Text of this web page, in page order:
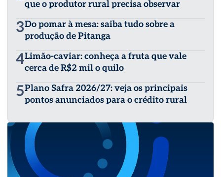
que o produtor rural precisa observar
3Do pomar à mesa: saiba tudo sobre a
produção de Pitanga
4Limão-caviar: conheça a fruta que vale
cerca de R$2 mil o quilo
5Plano Safra 2026/27: veja os principais
pontos anunciados para o crédito rural